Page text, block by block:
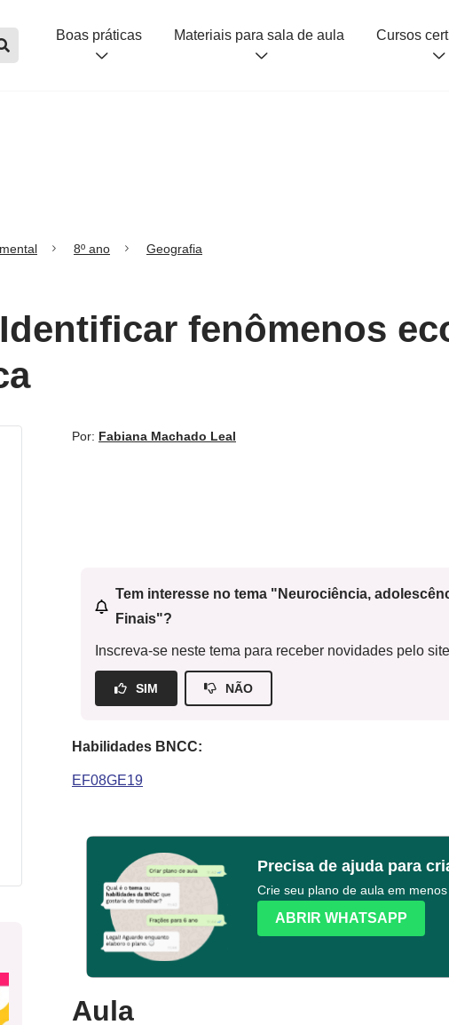
Boas práticas Materiais para sala de aula
8º ano Geografia
fenômenos
Por: Fabiana Machado Leal
Tem interesse no tema "Neurociência,
Finais"?
Inscreva-se neste tema para receber novidades pelo
SIM NÃO
Habilidades BNCC:
EF08GE19
Precisa de ajuda para
Crie seu plano de aula em
ABRIR WHATSAPP
Aula